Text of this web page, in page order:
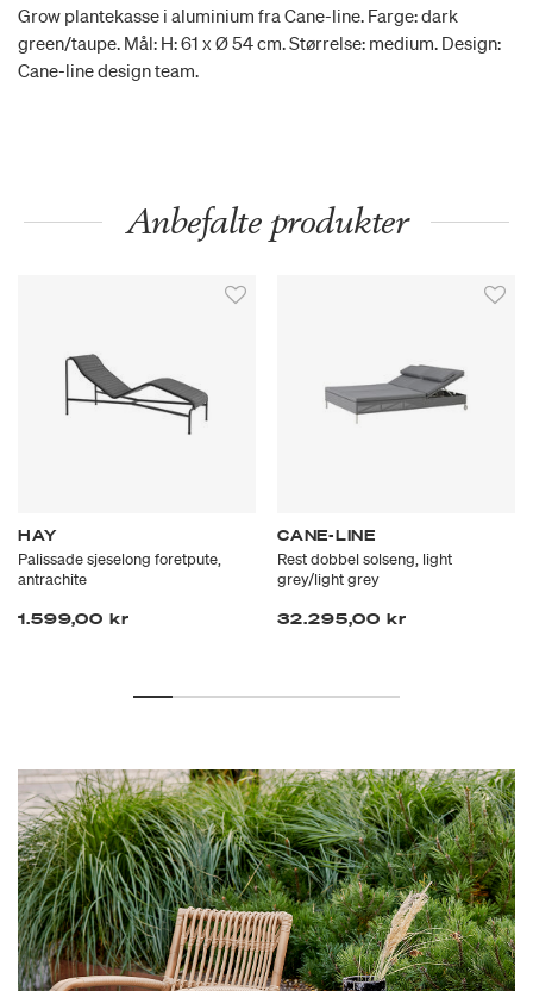
Grow plantekasse i aluminium fra Cane-line. Farge: dark
green/taupe. Mål: H: 61 x Ø 54 cm. Størrelse: medium. Design:
Cane-line design team.
Anbefalte produkter
HAY
Palissade sjeselong foretpute,
antrachite
1.599,00 kr
CANE-LINE
Rest dobbel solseng, light
grey/light grey
32.295,00 kr